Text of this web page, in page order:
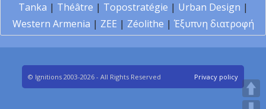
Tanka | Théâtre | Topostratégie | Urban Design |
Western Armenia | ZEE | Zéolithe | Έξυπνη διατροφή
© Ignitions 2003-2026 - All Rights Reserved Privacy policy